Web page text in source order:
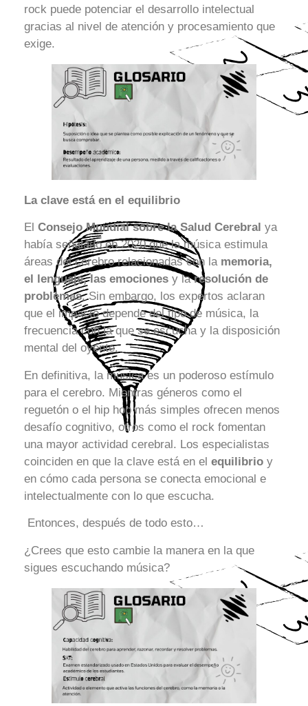
rock puede potenciar el desarrollo intelectual
gracias al nivel de atención y procesamiento que
exige.
La clave está en el equilibrio
El Consejo Mundial sobre la Salud Cerebral ya
había señalado en 2020 que la música estimula
áreas del cerebro relacionadas con la memoria,
el lenguaje, las emociones y laresolución de
problemas. Sin embargo, los expertos aclaran
que el impacto depende del tipo de música, la
frecuencia con la que se escucha y la disposición
mental del oyente.
En definitiva, la música es un poderoso estímulo
para el cerebro. Mientras géneros como el
reguetón o el hip hop más simples ofrecen menos
desafío cognitivo, otros como el rock fomentan
una mayor actividad cerebral. Los especialistas
coinciden en que la clave está en el equilibrio y
en cómo cada persona se conecta emocional e
intelectualmente con lo que escucha.
Entonces, después de todo esto…
¿Crees que esto cambie la manera en la que
sigues escuchando música?